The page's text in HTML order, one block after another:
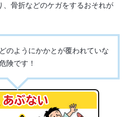
骨折などのケガをするおそれが
のようにかかとが覆われていな
険です！